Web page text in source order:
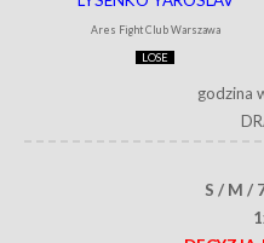
Ares Fight Club Warszawa
LOSE
godzina
S / M /